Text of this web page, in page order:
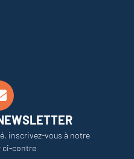
inscrivez-vous à notre
ci-contre